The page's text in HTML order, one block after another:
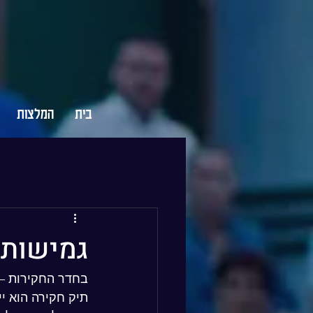
בית המלצות
בחדר החקירות
תיק חקירה הוא